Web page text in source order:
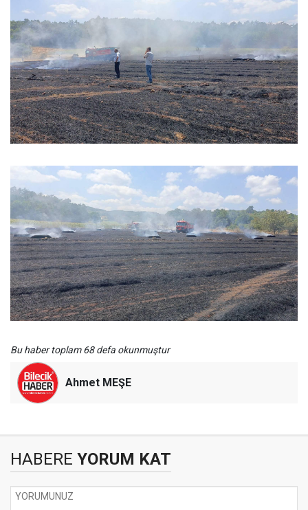
Bu haber toplam 68 defa okunmuştur
Ahmet MEŞE
HABERE YORUM KAT